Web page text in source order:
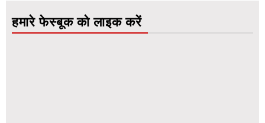
हमारे फेस्बूक को लाइक करें